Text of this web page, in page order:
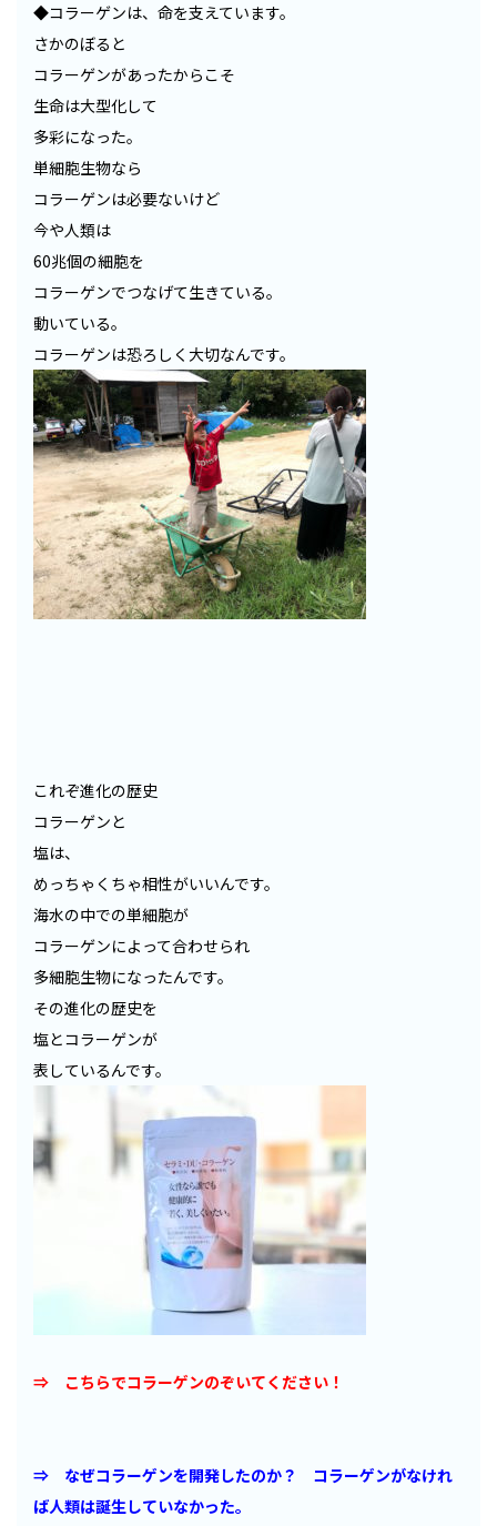
◆コラーゲンは、命を支えています。
さかのぼると
コラーゲンがあったからこそ
生命は大型化して
多彩になった。
単細胞生物なら
コラーゲンは必要ないけど
今や人類は
60兆個の細胞を
コラーゲンでつなげて生きている。
動いている。
コラーゲンは恐ろしく大切なんです。
これぞ進化の歴史
コラーゲンと
塩は、
めっちゃくちゃ相性がいいんです。
海水の中での単細胞が
コラーゲンによって合わせられ
多細胞生物になったんです。
その進化の歴史を
塩とコラーゲンが
表しているんです。
⇒ こちらでコラーゲンのぞいてください！
⇒ なぜコラーゲンを開発したのか？ コラーゲンがなけれ
ば人類は誕生していなかった。